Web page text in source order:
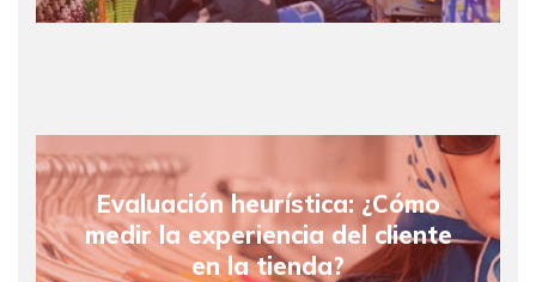
Evaluación heurística: ¿Cómo
medir la experiencia del cliente
en la tienda?